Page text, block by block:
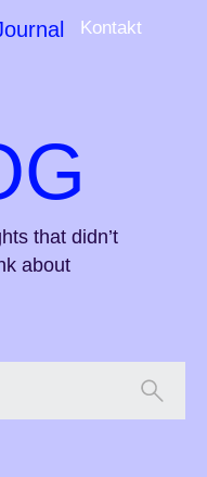
Kontakt
that didn’t
about